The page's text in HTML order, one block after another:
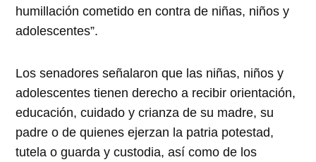
humillación cometido en contra de niñas, niños y
adolescentes”.
Los senadores señalaron que las niñas, niños y
adolescentes tienen derecho a recibir orientación,
educación, cuidado y crianza de su madre, su
padre o de quienes ejerzan la patria potestad,
tutela o guarda y custodia, así como de los